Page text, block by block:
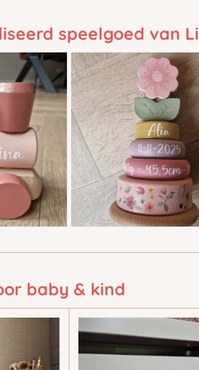
speelgoed van
baby & kind